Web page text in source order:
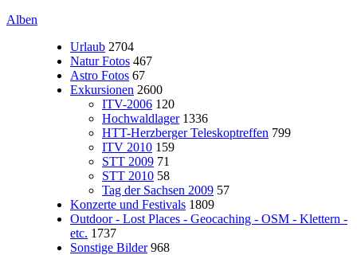
Alben
Urlaub 2704
Natur Fotos 467
Astro Fotos 67
Exkursionen 2600
ITV-2006 120
Hochwaldlager 1336
HTT-Herzberger Teleskoptreffen 799
ITV 2010 159
STT 2009 71
STT 2010 58
Tag der Sachsen 2009 57
Konzerte und Festivals 1809
Outdoor - Lost Places - Geocaching - OSM - Klettern -
etc. 1737
Sonstige Bilder 968